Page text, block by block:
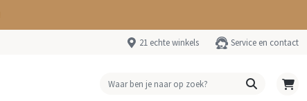
21 echte winkels Service en contact